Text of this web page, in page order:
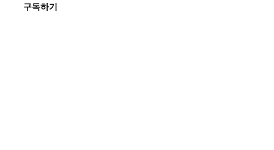
구독하기